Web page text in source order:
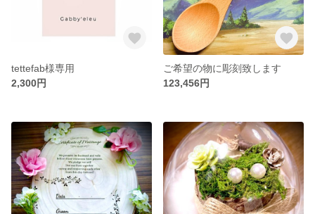
tettefab様専用
2,300円
ご希望の物に彫刻致します
123,456円